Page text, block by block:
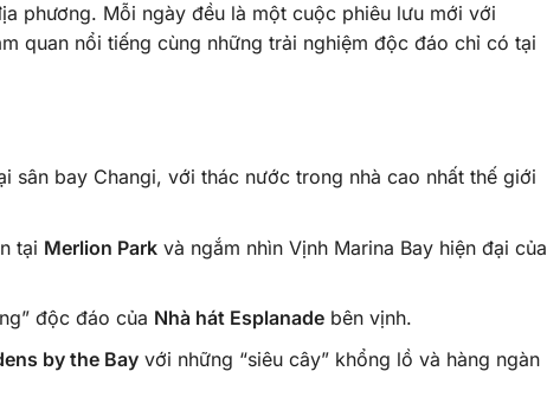
phương. Mỗi ngày đều là một cuộc phiêu lưu mới với
quan nổi tiếng cùng những trải nghiệm độc đáo chỉ có tại
sân bay Changi, với thác nước trong nhà cao nhất thế giới
tại Merlion Park và ngắm nhìn Vịnh Marina Bay hiện đại của
độc đáo của Nhà hát Esplanade bên vịnh.
by the Bay với những “siêu cây” khổng lồ và hàng ngàn